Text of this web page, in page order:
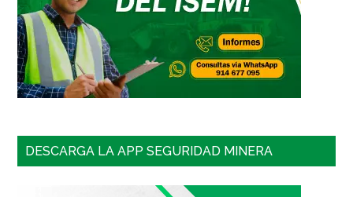
DESCARGA LA APP SEGURIDAD MINERA